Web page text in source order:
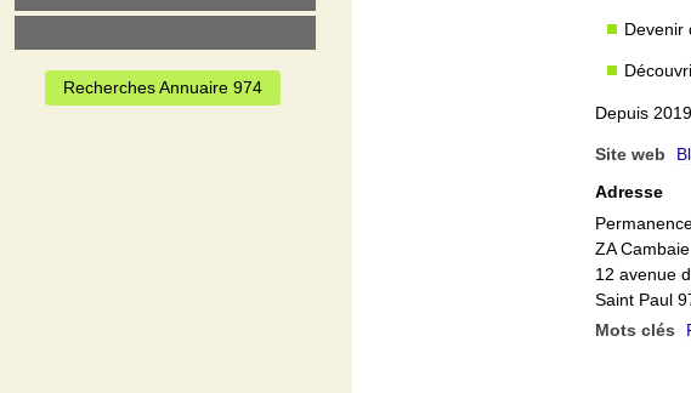
Recherches Annuaire 974
Devenir
Depuis
Site web
Adresse
ZA Cambaie
12 avenue
Saint Paul
Mots clés